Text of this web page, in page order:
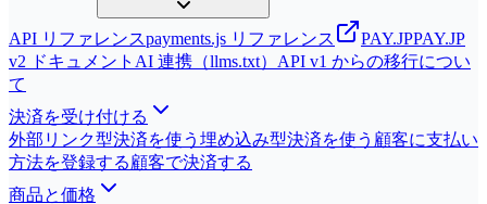
API リファレンスpayments.js リファレンス PAY.JPPAY.JP
v2 ドキュメント AI 連携（llms.txt） API v1 からの移行につい
て
決済を受け付ける
外部リンク型決済を使う 埋め込み型決済を使う 顧客に支払い
方法を登録する顧客で決済する
商品と価格